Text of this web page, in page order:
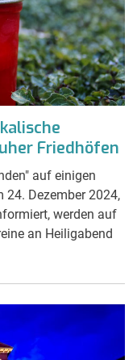
Friedhöfen
auf einigen
24. Dezember 2024,
werden auf
an Heiligabend